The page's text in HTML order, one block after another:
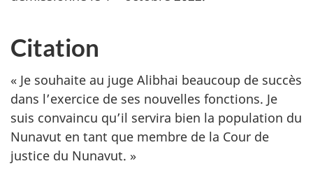
Citation
« Je souhaite au juge Alibhai beaucoup de succès
dans l’exercice de ses nouvelles fonctions. Je
suis convaincu qu’il servira bien la population du
Nunavut en tant que membre de la Cour de
justice du Nunavut. »